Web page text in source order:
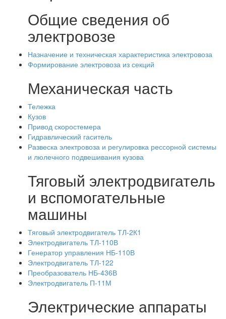
Общие сведения об
электровозе
Назначение и техническая характеристика электровоза
Формирование электровоза из секций
Механическая часть
Тележка
Кузов
Привод скоростемера
Гидравлический гаситель
Развеска электровоза и регулировка рессорной системы
и люлечного подвешивания кузова
Тяговый электродвигатель
и вспомогательные
машины
Тяговый электродвигатель ТЛ-2К1
Электродвигатель ТЛ-110В
Генератор управления НБ-110В
Электродвигатель ТЛ-122
Преобразователь НБ-436В
Электродвигатель П-11М
Электрические аппараты